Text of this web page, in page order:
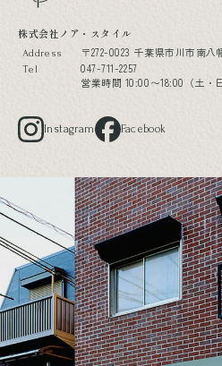
株式会社ノア・スタイル
Address 〒272-0023 千葉県市川市南八
Tel
047-711-2257
営業時間 10:00〜18:00（土・
Instagram Facebook